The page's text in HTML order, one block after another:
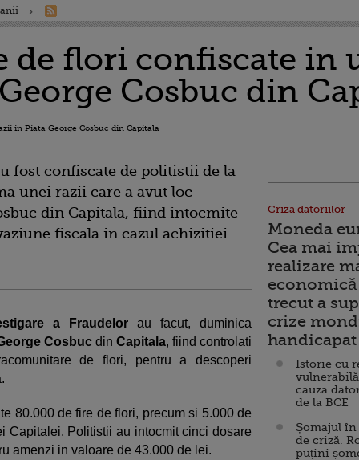
de flori confiscate in
Cosbuc din
fost confiscate de politistii de la
unei razii care a avut loc
din Capitala, fiind intocmite
fiscala in cazul achizitiei
a Fraudelor au facut, duminica
Cosbucdin Capitala, fiind controlati
de flori, pentru a descoperi
80.000 de fire de flori, precum si 5.000 de
Capitalei. Politistii au intocmit cinci dosare
amenzi in valoare de 43.000 de lei.
Criza datoriilor
Moneda
Cea mai
realizare
trecut a
crize
Istorie cu
cauza
de la BCE
Șomajul
de criză.
puțini